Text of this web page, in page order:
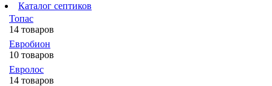
Каталог септиков
Топас
14 товаров
Евробион
10 товаров
Евролос
14 товаров